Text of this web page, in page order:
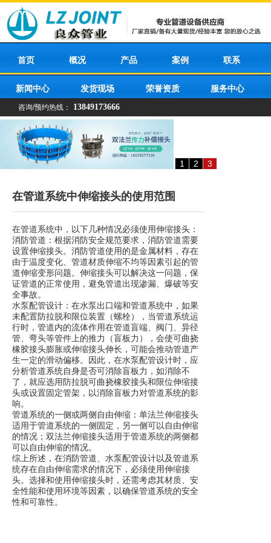
首页 概况 产品 案例 联系
新闻中心 发货现场 荣誉资质 服务中心
咨询/预约热线： 13849173666
1 2 3
在管道系统中伸缩接头的使用范围
在管道系统中，以下几种情况必须使用伸缩接头：
消防管道：根据消防安全规范要求，消防管道需要
设置伸缩接头。消防管道使用的是金属材料，存在
由于温度变化、管道材质伸缩不均等因素引起的管
道伸缩变形问题。伸缩接头可以解决这一问题，保
证管道的正常使用，避免管道出现渗漏、爆破等安
全事故。
水泵配管设计：在水泵出口端和管道系统中，如果
未配置防拉脱和限位装置（螺栓），当管道系统运
行时，管道内的流体作用在管道盲端、阀门、异径
管、弯头等管件上的推力（盲板力），会使可曲挠
橡胶接头膨胀或伸缩接头伸长，可能会推动管道产
生一定的滑动偏移。因此，在水泵配管设计时，应
分析管道系统自身是否可消除盲板力，如消除不
了，就应选用防拉脱可曲挠橡胶接头和限位伸缩接
头或设置固定管架，以消除盲板力对管道系统的影
响。
管道系统的一侧或两侧自由伸缩：单法兰伸缩接头
适用于管道系统的一侧固定，另一侧可以自由伸缩
的情况；双法兰伸缩接头适用于管道系统的两侧都
可以自由伸缩的情况。
综上所述，在消防管道、水泵配管设计以及管道系
统存在自由伸缩需求的情况下，必须使用伸缩接
头。选择和使用伸缩接头时，还需考虑其材质、安
全性能和使用环境等因素，以确保管道系统的安全
性和可靠性。